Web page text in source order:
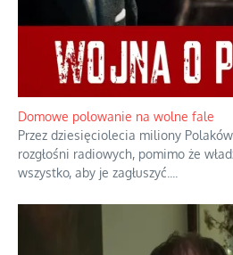
Domowe polowanie na wolne fale
Przez dziesięciolecia miliony
rozgłośni radiowych, pomimo że
wszystko, aby je zagłuszyć.